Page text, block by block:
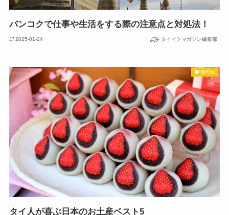
バンコクで仕事や生活をする際の注意点と対処法！
2025-01-24 タイイクマガジン編集部
観光地
タイ人が喜ぶ日本のお土産ベスト5